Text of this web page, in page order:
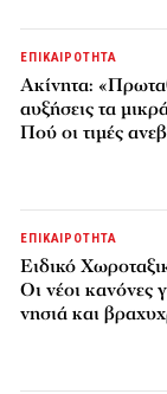
ΕΠΙΚΑΙΡΟΤΗΤΑ
Ακίνητα:
αυξήσεις τα
Πού οι τιμές
ΕΠΙΚΑΙΡΟΤΗΤΑ
Ειδικό
Οι νέοι κανόνες
νησιά και